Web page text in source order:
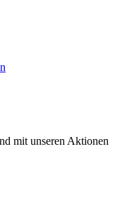
mit unseren Aktionen